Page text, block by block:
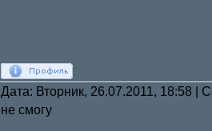
Дата: Вторник, 26.07.2011, 18:58 |
не смогу